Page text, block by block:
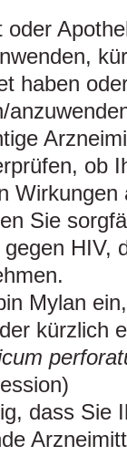
haben
ob
Wirkungen
Sie
HIV,
Mylan
kürzlich
dass Sie